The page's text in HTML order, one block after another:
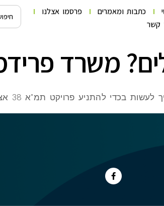
כתבות ומאמרים
פרסמו אצלנו
קשר
להתניע פרויקט תמ"א 38 אצלך בבניין.